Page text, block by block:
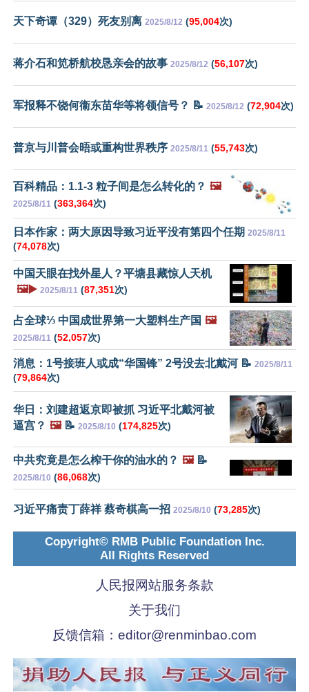
天下奇谭（329）死友别离 2025/8/12 (95,004次)
蒋介石和笕桥航校恳亲会的故事 2025/8/12 (56,107次)
军报释不饶何衞东苗华等将领信号？ 📝 2025/8/12 (72,904次)
普京与川普会晤或重构世界秩序 2025/8/11 (55,743次)
百科精品：1.1-3 粒子间是怎么转化的？ 🖼️
2025/8/11 (363,364次)
日本作家：两大原因导致习近平没有第四个任期 2025/8/11
(74,078次)
中国天眼在找外星人？平塘县藏惊人天机
🖼️▶️ 2025/8/11 (87,351次)
占全球⅓ 中国成世界第一大塑料生产国 🖼️
2025/8/11 (52,057次)
消息：1号接班人或成“华国锋” 2号没去北戴河 📝 2025/8/11
(79,864次)
华日：刘建超返京即被抓 习近平北戴河被
逼宫？ 🖼️📝 2025/8/10 (174,825次)
中共究竟是怎么榨干你的油水的？ 🖼️📝
2025/8/10 (86,068次)
习近平痛责丁薛祥 蔡奇棋高一招 2025/8/10 (73,285次)
Copyright© RMB Public Foundation Inc.
All Rights Reserved
人民报网站服务条款
关于我们
反馈信箱： editor@renminbao.com